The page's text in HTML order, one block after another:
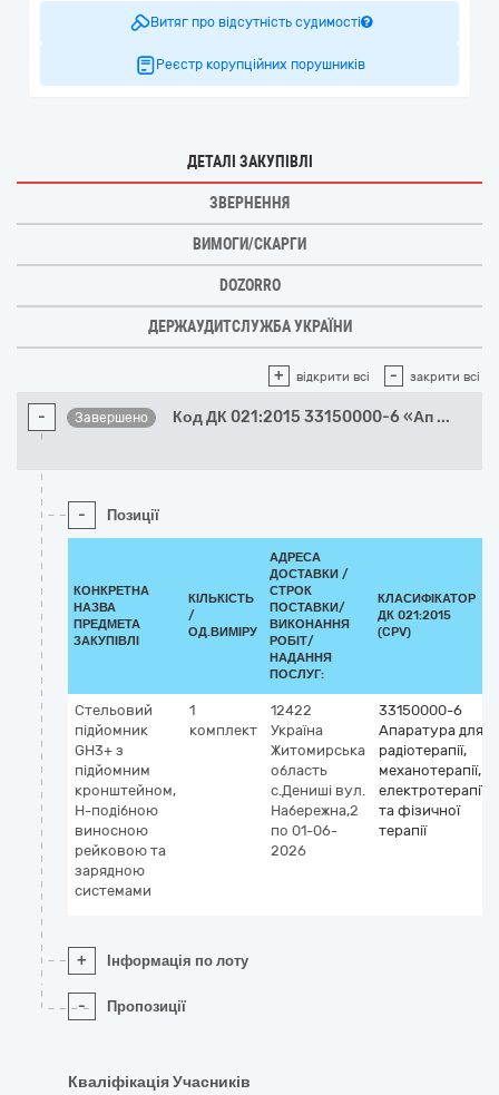
Витяг про відсутність судимості
Реєстр корупційних порушників
ДЕТАЛІ ЗАКУПІВЛІ
ЗВЕРНЕННЯ
ВИМОГИ/СКАРГИ
DOZORRO
ДЕРЖАУДИТСЛУЖБА УКРАЇНИ
+ відкрити всі - закрити всі
- Завершено Код ДК 021:2015 33150000-6 «Ап ...
- Позиції
КОНКРЕТНА
НАЗВА
ПРЕДМЕТА
ЗАКУПІВЛІ
КІЛЬКІСТЬ
/
ОД.ВИМІРУ
АДРЕСА
ДОСТАВКИ /
СТРОК
ПОСТАВКИ/
ВИКОНАННЯ
РОБІТ/
НАДАННЯ
ПОСЛУГ:
КЛАСИФІКАТОР
ДК 021:2015
(CPV)
Стельовий
підйомник
GH3+ з
підйомним
кронштейном,
Н-подібною
виносною
рейковою та
зарядною
системами
1
комплект
12422
Україна
Житомирська
область
с.Дениші вул.
Набережна,2
по 01-06-
2026
33150000-6
Апаратура для
радіотерапії,
механотерапії,
електротерапії
та фізичної
терапії
+ Інформація по лоту
- Пропозиції
Кваліфікація Учасників